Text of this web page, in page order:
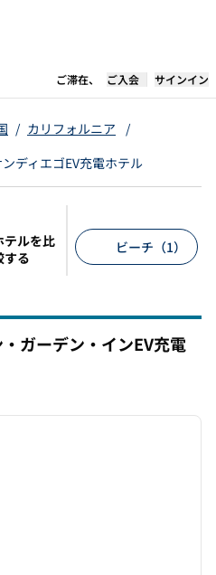
ご滞在、 新しいタブで開
ご入会 サインイン
/ カリフォルニア
/
ディエゴEV充電ホテル
テルを比
する
ビーチ（1）
ガーデン・インEV充電
次の